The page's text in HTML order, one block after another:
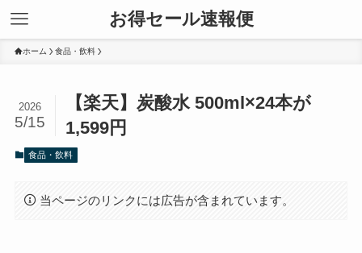
お得セール速報便
ホーム 食品・飲料
【楽天】炭酸水 500ml×24本が
1,599円
2026
5/15
食品・飲料
当ページのリンクには広告が含まれています。